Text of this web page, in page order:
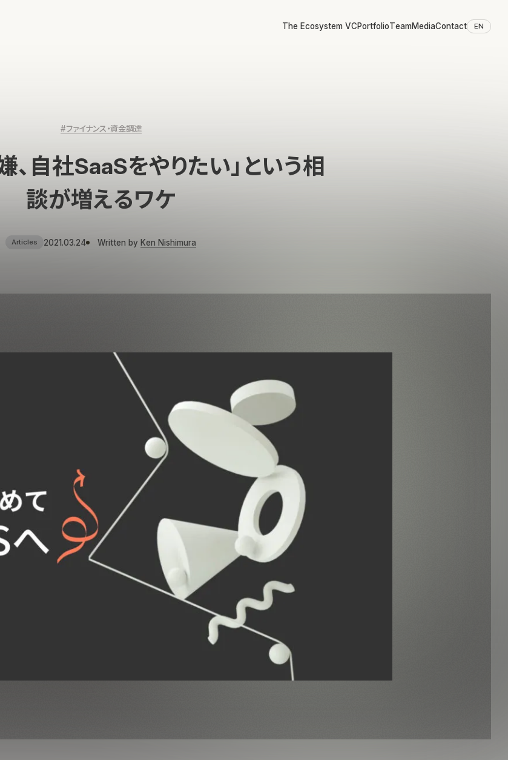
The Ecosystem VCPortfolioTeamMediaContact EN
#ファイナンス・資金調達
、自社SaaSをやりたい」という相
談が増えるワケ
Articles 2021.03.24 Written byKen Nishimura